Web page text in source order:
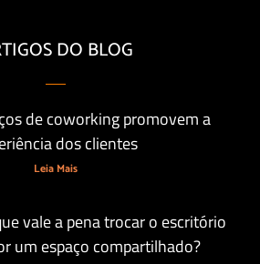
DO BLOG
de coworking promovem a
dos clientes
Leia Mais
vale a pena trocar o escritório
um espaço compartilhado?